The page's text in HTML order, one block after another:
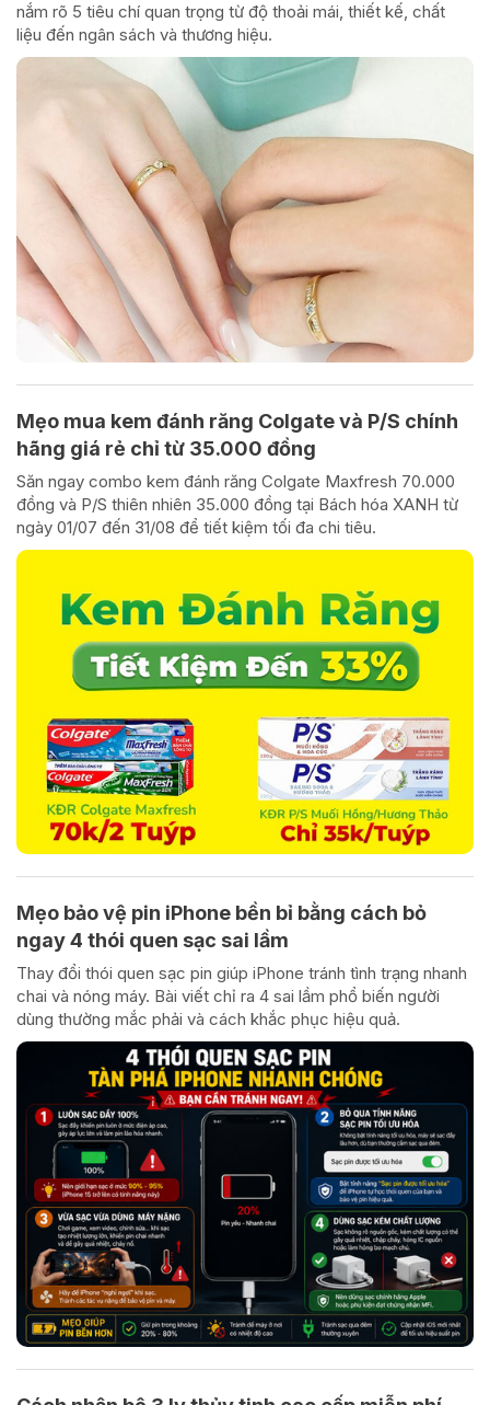
nắm rõ 5 tiêu chí quan trọng từ độ thoải mái, thiết kế, chất
liệu đến ngân sách và thương hiệu.
Mẹo mua kem đánh răng Colgate và P/S chính
hãng giá rẻ chỉ từ 35.000 đồng
Săn ngay combo kem đánh răng Colgate Maxfresh 70.000
đồng và P/S thiên nhiên 35.000 đồng tại Bách hóa XANH từ
ngày 01/07 đến 31/08 để tiết kiệm tối đa chi tiêu.
Mẹo bảo vệ pin iPhone bền bỉ bằng cách bỏ
ngay 4 thói quen sạc sai lầm
Thay đổi thói quen sạc pin giúp iPhone tránh tình trạng nhanh
chai và nóng máy. Bài viết chỉ ra 4 sai lầm phổ biến người
dùng thường mắc phải và cách khắc phục hiệu quả.